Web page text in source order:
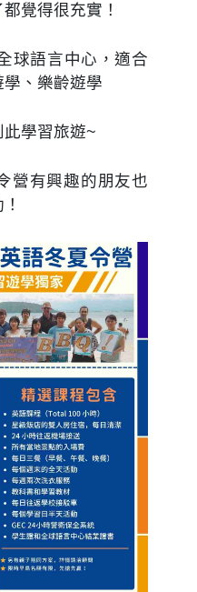
覺得很充實！
球語言中心，適合
、樂齡遊學
學習旅遊~
營有興趣的朋友也